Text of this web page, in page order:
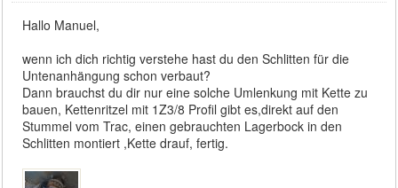
Hallo Manuel,
wenn ich dich richtig verstehe hast du den Schlitten für die
Untenanhängung schon verbaut?
Dann brauchst du dir nur eine solche Umlenkung mit Kette zu
bauen, Kettenritzel mit 1Z3/8 Profil gibt es,direkt auf den
Stummel vom Trac, einen gebrauchten Lagerbock in den
Schlitten montiert ,Kette drauf, fertig.